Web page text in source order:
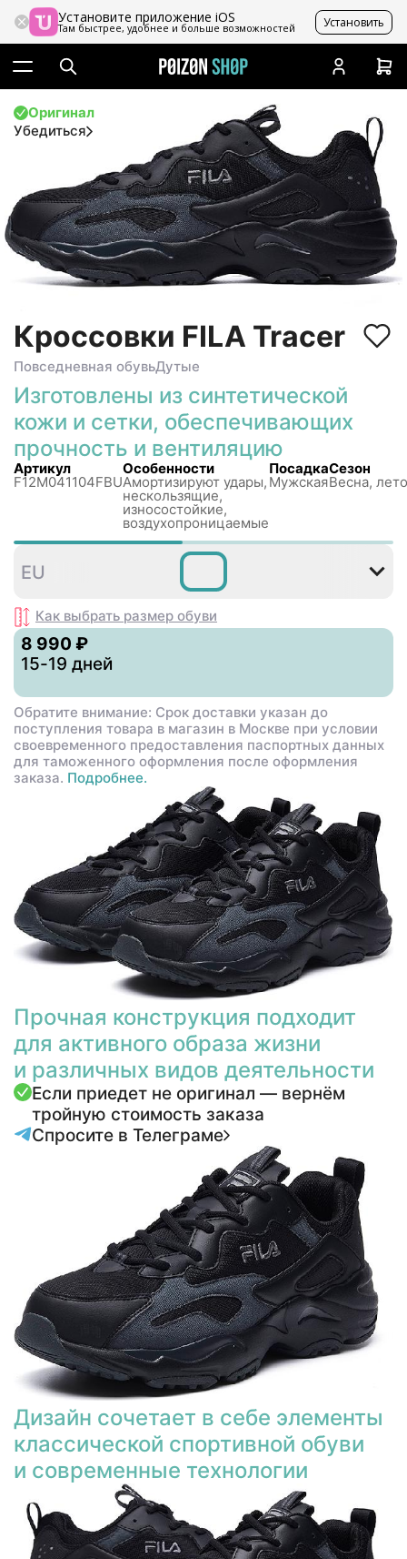
Установите приложение iOS
Там быстрее, удобнее и больше возможностей Установить
Оригинал
Убедиться
Кроссовки FILA Tracer
Повседневная обувьДутые
Изготовлены из синтетической
кожи и сетки, обеспечивающих
прочность и вентиляцию
Артикул
F12M041104FBU
Особенности
Амортизируют удары,
нескользящиe,
износостойкие,
воздухопроницаемые
Посадка
Мужская
Сезон
Весна,
42 42
EU
Как выбрать размер обуви
8 990 ₽
15-19 дней
Обратите внимание: Срок доставки указан до
поступления товара в магазин в Москве при условии
своевременного предоставления паспортных данных
для таможенного оформления после оформления
заказа. Подробнее.
Прочная конструкция подходит
для активного образа жизни
и различных видов деятельности
Если приедет не оригинал — вернём
тройную стоимость заказа
Спросите в Телеграме
Дизайн сочетает в себе элементы
классической спортивной обуви
и современные технологии